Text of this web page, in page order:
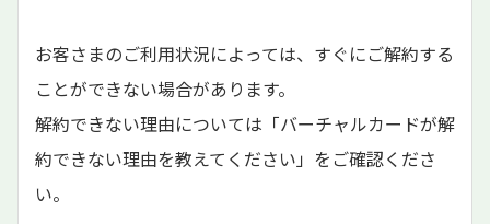
お客さまのご利用状況によっては、すぐにご解約する
ことができない場合があります。
解約できない理由については「バーチャルカードが解
約できない理由を教えてください 」をご確認くださ
い。